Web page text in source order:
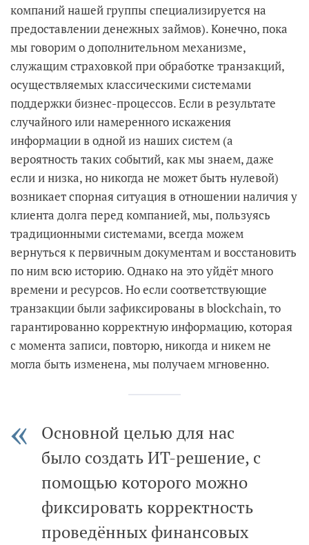
компаний нашей группы специализируется на
предоставлении денежных займов). Конечно, пока
мы говорим о дополнительном механизме,
служащим страховкой при обработке транзакций,
осуществляемых классическими системами
поддержки бизнес-процессов. Если в результате
случайного или намеренного искажения
информации в одной из наших систем (а
вероятность таких событий, как мы знаем, даже
если и низка, но никогда не может быть нулевой)
возникает спорная ситуация в отношении наличия у
клиента долга перед компанией, мы, пользуясь
традиционными системами, всегда можем
вернуться к первичным документам и восстановить
по ним всю историю. Однако на это уйдёт много
времени и ресурсов. Но если соответствующие
транзакции были зафиксированы в blockchain, то
гарантированно корректную информацию, которая
с момента записи, повторю, никогда и никем не
могла быть изменена, мы получаем мгновенно.
Основной целью для нас
было создать ИТ-решение, с
помощью которого можно
фиксировать корректность
проведённых финансовых